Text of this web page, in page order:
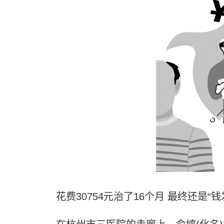
花费30754元治了16个月 最终还是“钱